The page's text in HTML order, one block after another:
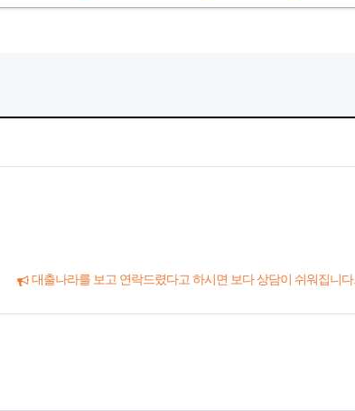
대출나라를 보고 연락드렸다고 하시면 보다 상담이 쉬워집니다.